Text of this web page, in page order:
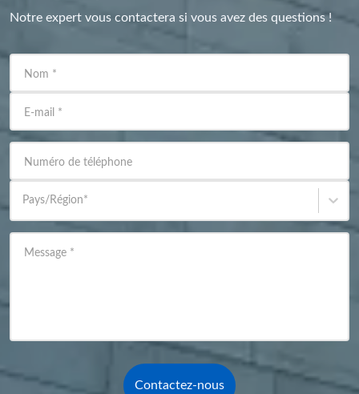
Notre expert vous contactera si vous avez des questions !
Nom *
E-mail *
Numéro de téléphone
Pays/Région*
Message *
Contactez-nous